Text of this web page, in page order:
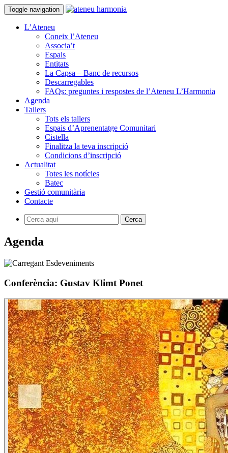
Toggle navigation
L’Ateneu
Coneix l’Ateneu
Associa’t
Espais
Entitats
La Capsa – Banc de recursos
Descarregables
FAQs: preguntes i respostes de l’Ateneu L’Harmonia
Agenda
Tallers
Tots els tallers
Espais d’Aprenentatge Comunitari
Cistella
Finalitza la teva inscripció
Condicions d’inscripció
Actualitat
Totes les notícies
Batec
Gestió comunitària
Contacte
Agenda
Conferència: Gustav Klimt Ponet